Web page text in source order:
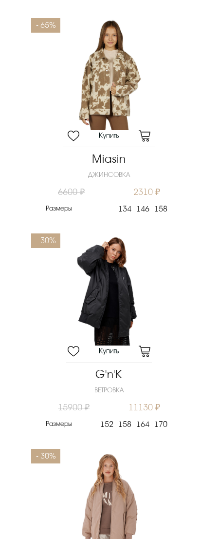
- 65%
Miasin
ДЖИНСОВКА
6600 ₽ 2310 ₽
Размеры 134 146 158
- 30%
G'n'K
ВЕТРОВКА
15900 ₽ 11130 ₽
Размеры 152 158 164 170
- 30%